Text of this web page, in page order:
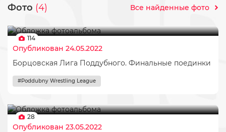
Фото (4) Все найденные фото
114
Опубликован 24.05.2022
Борцовская Лига Поддубного. Финальные поединки
#Poddubny Wrestling League
28
Опубликован 23.05.2022